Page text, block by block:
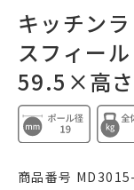
キッチン
スフィー
59.5×高
商品番号